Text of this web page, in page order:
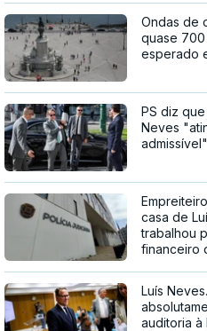
Ondas de
quase 700
esperado
PS diz
Neves
admissível"
casa de
trabalhou
financeiro
Luís
auditoria